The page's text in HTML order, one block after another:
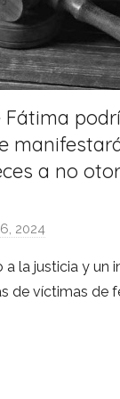
v
a
Fátima
a no
2024
r
S
la justicia y un
de víctimas de